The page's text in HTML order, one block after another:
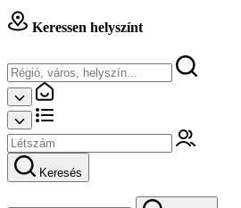
Keressen helyszínt
Keresés